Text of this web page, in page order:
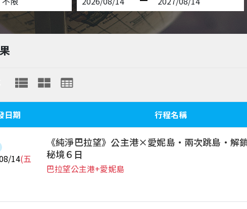
日期 行程名稱
14(五
《純淨巴拉望》公主港×愛妮島‧兩次跳島‧解
秘境６日
巴拉望公主港+愛妮島